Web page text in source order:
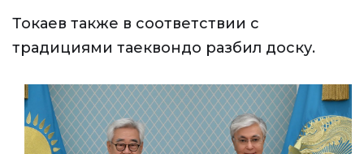
Токаев также в соответствии с
традициями таеквондо разбил доску.